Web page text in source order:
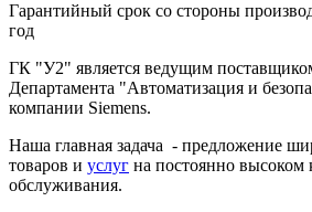
Гарантийный срок со стороны
год
ГК "У2" является ведущим
Департамента "Автоматизация и
компании Siemens.
Наша главная задача - предложение
товаров и услуг на постоянно высоком
обслуживания.